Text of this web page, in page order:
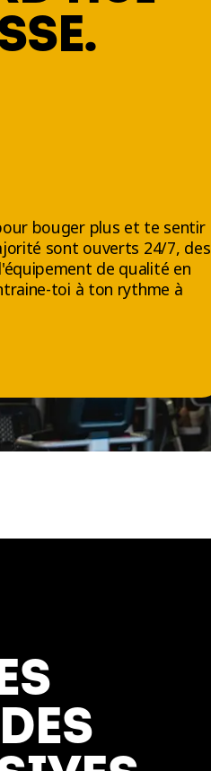
bouger plus et te sentir
sont ouverts 24/7, des
de qualité en
toi à ton rythme à
TikTok
YouTube
LinkedIn